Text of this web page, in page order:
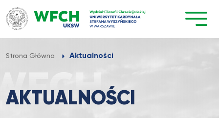
Przejdź
do
treści
Strona Główna Aktualności
AKTUALNOŚCI